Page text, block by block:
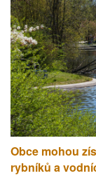
Obce mohou
rybníků a